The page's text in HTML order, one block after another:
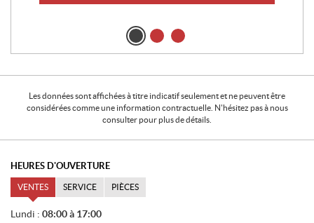
Les données sont affichées à titre indicatif seulement et ne peuvent être
considérées comme une information contractuelle. N'hésitez pas à nous
consulter pour plus de détails.
HEURES D'OUVERTURE
VENTES SERVICE PIÈCES
V
Lundi : 08:00 à 17:00